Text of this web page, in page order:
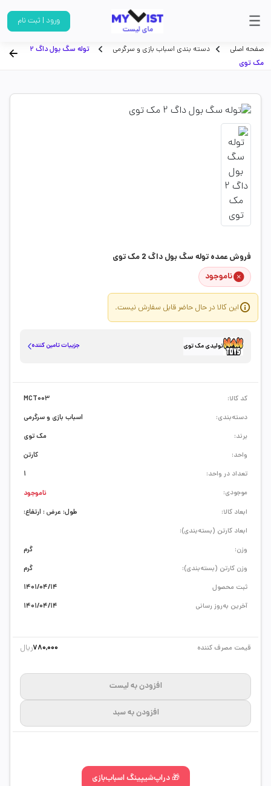
ورود | ثبت نام
صفحه اصلی دسته بندی اسباب بازی و سرگرمی
توله سگ بول داگ 2
مک توی
فروش عمده توله سگ بول داگ 2 مک توی
ناموجود
این کالا در حال حاضر قابل سفارش نیست.
تولیدی مک توی جزییات تامین کننده
ابعاد کالا:
طول: عرض : ارتفاع:
ابعاد کارتن (بسته‌بندی):
وزن:
گرم
وزن کارتن (بسته‌بندی):
گرم
ثبت محصول
1401/04/14
آخرین به‌روز رسانی
1401/04/14
کد کالا:
MCT003
دسته‌بندی:
اسباب بازی و سرگرمی
برند:
مک توی
واحد:
کارتن
تعداد در واحد:
1
موجودی:
ناموجود
قیمت مصرف کننده 780,000ریال
افزودن به لیست
افزودن به سبد
🎁 دراپ‌شیپینگ اسباب‌بازی